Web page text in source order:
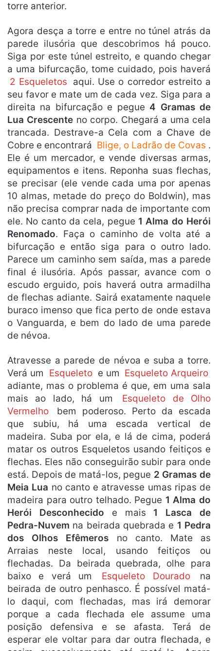
torre anterior.
Agora desça a torre e entre no túnel atrás da
parede ilusória que descobrimos há pouco.
Siga por este túnel estreito, e quando chegar
a uma bifurcação, tome cuidado, pois haverá
2 Esqueletos
aqui. Use o corredor estreito a
seu favor e mate um de cada vez. Siga para a
direita na bifurcação e pegue 4 Gramas de
Lua Crescente no corpo. Chegará a uma cela
trancada. Destrave-a Cela com a Chave de
Cobre e encontrará Blige, o Ladrão de Covas .
Ele é um mercador, e vende diversas armas,
equipamentos e itens. Reponha suas flechas,
se precisar (ele vende cada uma por apenas
10 almas, metade do preço do Boldwin), mas
não precisa comprar nada de importante com
ele. No canto da cela, pegue 1 Alma do Herói
Renomado. Faça o caminho de volta até a
bifurcação e então siga para o outro lado.
Parece um caminho sem saída, mas a parede
final é ilusória. Após passar, avance com o
escudo erguido, pois haverá outra armadilha
de flechas adiante. Sairá exatamente naquele
buraco imenso que fica perto de onde estava
o Vanguarda, e bem do lado de uma parede
de névoa.
Atravesse a parede de névoa e suba a torre.
Verá um
Esqueleto e um Esqueleto Arqueiro
adiante, mas o problema é que, em uma sala
mais ao lado, há um
Esqueleto de Olho
Vermelho
bem poderoso. Perto da escada
que subiu, há uma escada vertical de
madeira. Suba por ela, e lá de cima, poderá
matar os outros Esqueletos usando feitiços e
flechas. Eles não conseguirão subir para onde
está. Depois de matá-los, pegue 2 Gramas de
Meia Lua no canto e atravesse umas ripas de
madeira para outro telhado. Pegue 1 Alma do
Herói Desconhecido e mais 1 Lasca de
Pedra-Nuvem na beirada quebrada e 1 Pedra
dos Olhos Efêmeros no canto. Mate as
Arraias neste local, usando feitiços ou
flechadas. Da beirada quebrada, olhe para
baixo e verá um
Esqueleto Dourado
na
beirada de outro penhasco. É possível matá-
lo daqui, com flechadas, mas irá demorar
porque a cada flechada ele assume uma
posição defensiva e se afasta. Terá de
esperar ele voltar para dar outra flechada, e